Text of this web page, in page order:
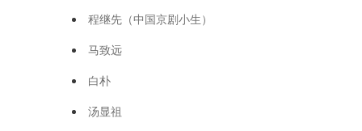
程继先（中国京剧小生）
马致远
白朴
汤显祖